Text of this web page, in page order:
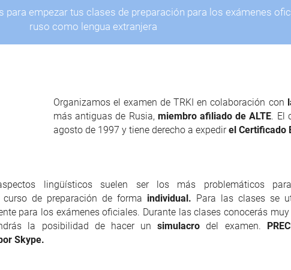
para empezar tus clases de preparación para los exámenes
ruso como lengua extranjera
Organizamos el examen de TRKI en colaboración con
más antiguas de Rusia, miembro afiliado de ALTE. El
agosto de 1997 y tiene derecho a expedirel Certificado
lingüísticos suelen ser los más problemáticos
de preparación de forma individual . Para las clases se
para los exámenes oficiales. Durante las clases conocerás
la posibilidad de hacer unsimulacro del examen.
Skype.